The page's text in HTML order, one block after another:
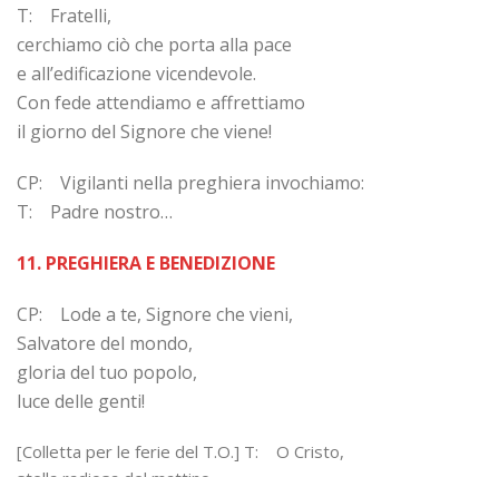
T: Fratelli,
cerchiamo ciò che porta alla pace
e all’edificazione vicendevole.
Con fede attendiamo e affrettiamo
il giorno del Signore che viene!
CP: Vigilanti nella preghiera invochiamo:
T: Padre nostro…
11. PREGHIERA E BENEDIZIONE
CP: Lode a te, Signore che vieni,
Salvatore del mondo,
gloria del tuo popolo,
luce delle genti!
[Colletta per le ferie del T.O.] T: O Cristo,